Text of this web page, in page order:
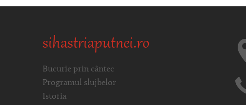
sihastriaputnei.ro
Bucurie prin cântec
Programul slujbelor
Istoria